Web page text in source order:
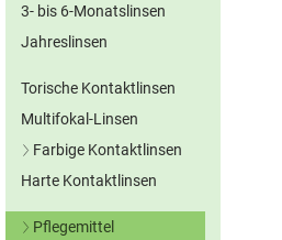
3- bis 6-Monatslinsen
Jahreslinsen
Torische Kontaktlinsen
Multifokal-Linsen
Farbige Kontaktlinsen
Blaue Kontaktlinsen
Grüne Kontaktlinsen
Harte Kontaktlinsen
Pflegemittel